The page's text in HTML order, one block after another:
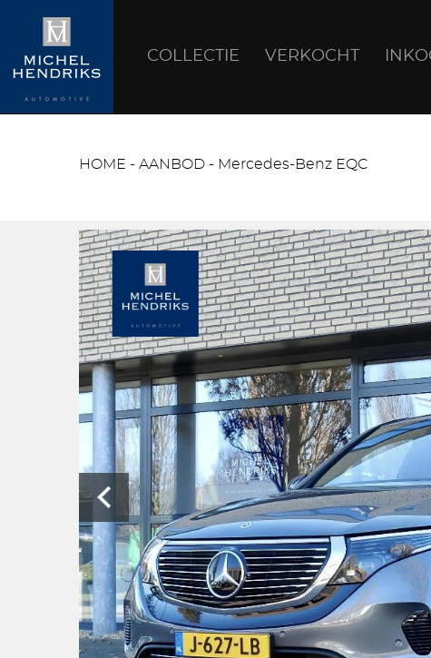
COLLECTIE VERKOCHT
HOME - AANBOD - Mercedes-Benz EQC